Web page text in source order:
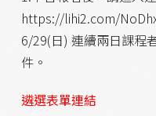
https://lihi2.com/
6/29(日) 連續兩日課程
件。
遴選表單連結